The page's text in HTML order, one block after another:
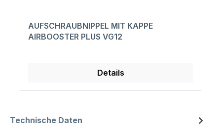
AUFSCHRAUBNIPPEL MIT KAPPE
AIRBOOSTER PLUS VG12
Details
Technische Daten